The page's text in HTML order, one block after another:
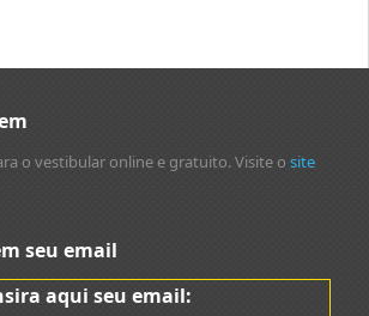
o vestibular online e gratuito. Visite osite
seu email
aqui seu email: